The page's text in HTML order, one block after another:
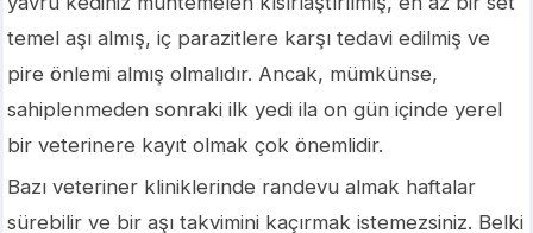
temel aşı almış, iç parazitlere karşı tedavi edilmiş ve
pire önlemi almış olmalıdır. Ancak, mümkünse,
sahiplenmeden sonraki ilk yedi ila on gün içinde yerel
bir veterinere kayıt olmak çok önemlidir.
Bazı veteriner kliniklerinde randevu almak haftalar
sürebilir ve bir aşı takvimini kaçırmak istemezsiniz. Belki